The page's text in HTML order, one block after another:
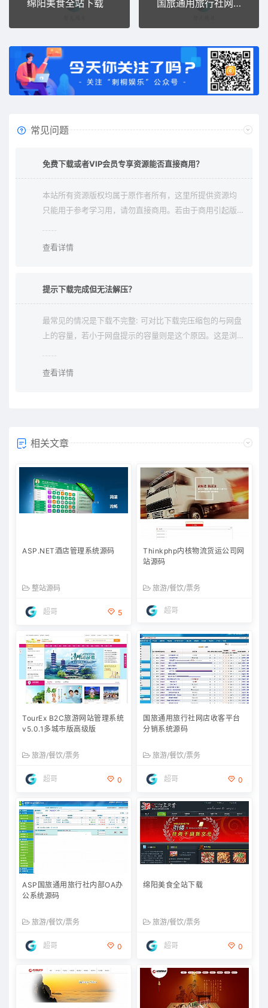
绵阳美食全站下载 国旅通用旅行社网店收客平台分销系统源码
常见问题
免费下载或者VIP会员专享资源能否直接商用？
本站所有资源版权均属于原作者所有，这里所提供资源均
只能用于参考学习用，请勿直接商用。若由于商用引起版
查看详情
提示下载完成但无法解压？
最常见的情况是下载不完整: 可对比下载完压缩包的与网盘
上的容量，若小于网盘提示的容量则是这个原因。这是浏
查看详情
相关文章
ASP.NET酒店管理系统源码
整站源码
超哥 5
Thinkphp内核物流货运公司网
站源码
旅游/餐饮/票务
超哥
TourEx B2C旅游网站管理系统
v5.0.1多城市版高级版
旅游/餐饮/票务
超哥 0
国旅通用旅行社网店收客平台
分销系统源码
旅游/餐饮/票务
超哥 0
ASP国旅通用旅行社内部OA办
公系统源码
旅游/餐饮/票务
超哥 0
绵阳美食全站下载
旅游/餐饮/票务
超哥 0